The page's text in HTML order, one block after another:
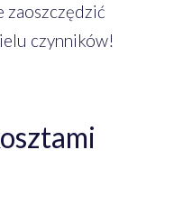
zaoszczędzić
czynników!